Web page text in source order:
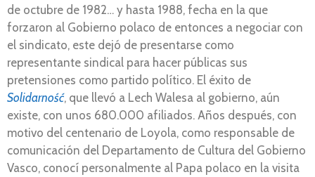
de octubre de 1982… y hasta 1988, fecha en la que
forzaron al Gobierno polaco de entonces a negociar con
el sindicato, este dejó de presentarse como
representante sindical para hacer públicas sus
pretensiones como partido político. El éxito de
Solidarność, que llevó a Lech Walesa al gobierno, aún
existe, con unos 680.000 afiliados. Años después, con
motivo del centenario de Loyola, como responsable de
comunicación del Departamento de Cultura del Gobierno
Vasco, conocí personalmente al Papa polaco en la visita